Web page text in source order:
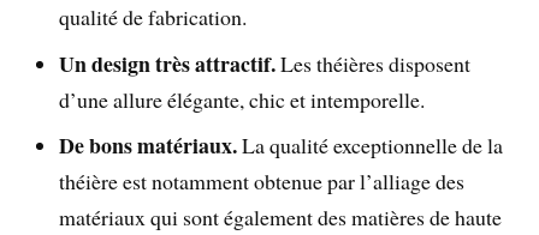
qualité de fabrication.
Un design très attractif.Les théières disposent
d’une allure élégante, chic et intemporelle.
De bons matériaux.La qualité exceptionnelle de la
théière est notamment obtenue par l’alliage des
matériaux qui sont également des matières de haute